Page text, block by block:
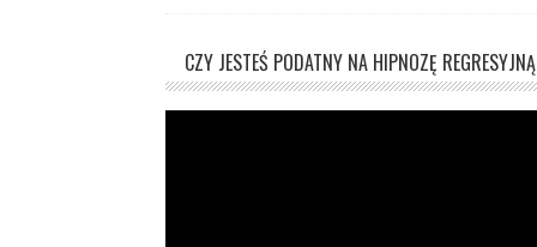
CZY JESTEŚ PODATNY NA HIPNOZĘ